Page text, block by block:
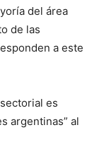
del área
de las
a este
es
argentinas” al